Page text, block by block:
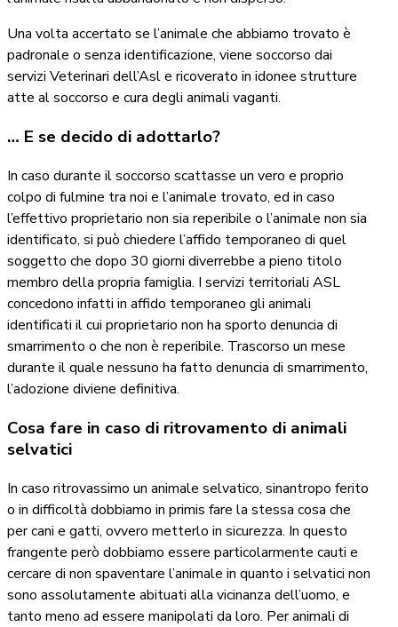
Una volta accertato se l’animale che abbiamo trovato è
padronale o senza identificazione, viene soccorso dai
servizi Veterinari dell’Asl e ricoverato in idonee strutture
atte al soccorso e cura degli animali vaganti.
… E se decido di adottarlo?
In caso durante il soccorso scattasse un vero e proprio
colpo di fulmine tra noi e l’animale trovato, ed in caso
l’effettivo proprietario non sia reperibile o l’animale non sia
identificato, si può chiedere l’affido temporaneo di quel
soggetto che dopo 30 giorni diverrebbe a pieno titolo
membro della propria famiglia. I servizi territoriali ASL
concedono infatti in affido temporaneo gli animali
identificati il cui proprietario non ha sporto denuncia di
smarrimento o che non è reperibile. Trascorso un mese
durante il quale nessuno ha fatto denuncia di smarrimento,
l’adozione diviene definitiva.
Cosa fare in caso di ritrovamento di animali
selvatici
In caso ritrovassimo un animale selvatico, sinantropo ferito
o in difficoltà dobbiamo in primis fare la stessa cosa che
per cani e gatti, ovvero metterlo in sicurezza. In questo
frangente però dobbiamo essere particolarmente cauti e
cercare di non spaventare l’animale in quanto i selvatici non
sono assolutamente abituati alla vicinanza dell’uomo, e
tanto meno ad essere manipolati da loro. Per animali di